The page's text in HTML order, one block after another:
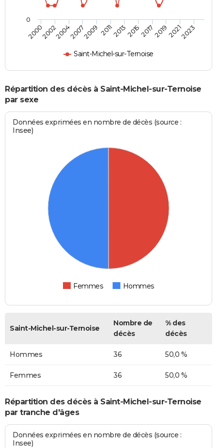
Saint-Michel-sur-Ternoise
20002002200420072009 2011201320152017201920212023
0
Répartition des décès à Saint-Michel-sur-Ternoise
par sexe
Données exprimées en nombre de décès (source :
Insee)
Femmes Hommes
Saint-Michel-sur-Ternoise
Nombre de
décès
% des
décès
Hommes 36 50,0 %
Femmes 36 50,0 %
Répartition des décès à Saint-Michel-sur-Ternoise
par tranche d'âges
Données exprimées en nombre de décès (source :
Insee)